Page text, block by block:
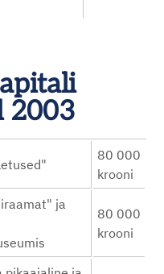
2003
80 000
krooni
ja
80 000
krooni